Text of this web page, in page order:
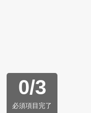
0/3
必須項目完了